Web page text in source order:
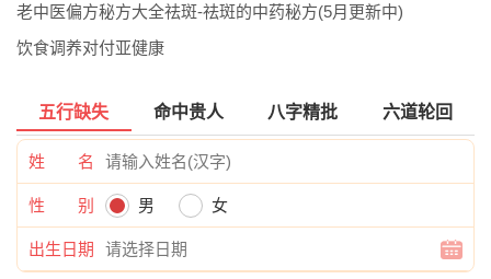
老中医偏方秘方大全祛斑-祛斑的中药秘方(5月更新中)
饮食调养对付亚健康
五行缺失 命中贵人 八字精批 六道轮回
姓 名
性 别 男 女
出生日期